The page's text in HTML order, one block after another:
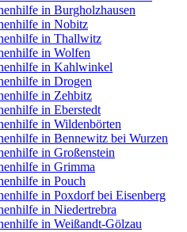
in Burgholzhausen
in Nobitz
in Thallwitz
in Wolfen
in Kahlwinkel
in Drogen
in Zehbitz
in Eberstedt
in Wildenbörten
in Bennewitz bei Wurzen
in Großenstein
in Grimma
in Pouch
in Poxdorf bei Eisenberg
in Niedertrebra
in Weißandt-Gölzau